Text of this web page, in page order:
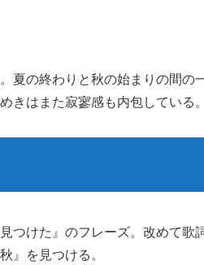
夏の終わりと秋の始まりの間の
きはまた寂寥感も内包している
つけた』のフレーズ。改めて歌
』を見つける。